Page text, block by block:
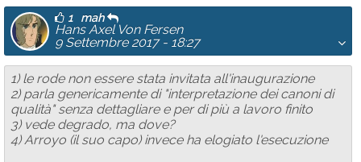
1 mah
Hans Axel Von Fersen
9 Settembre 2017 - 18:27
1) le rode non essere stata invitata all'inaugurazione
2) parla genericamente di "interpretazione dei canoni di
qualità" senza dettagliare e per di più a lavoro finito
3) vede degrado, ma dove?
4) Arroyo (il suo capo) invece ha elogiato l'esecuzione